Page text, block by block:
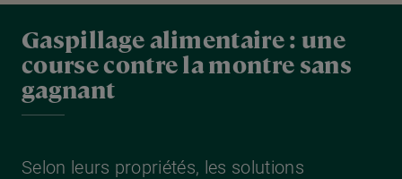
Gaspillage alimentaire : une
course contre la montre sans
gagnant
Selon leurs propriétés, les solutions